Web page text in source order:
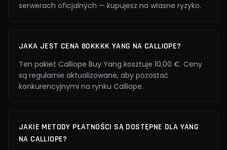
serwerach oficjalnych — kupujesz na własne ryzyko.
JAKA JEST CENA 80KKKK YANG NA CALLIOPE?
Ten pakiet Calliope Buy Yang kosztuje 10,00 €. Ceny
są regularnie aktualizowane, aby pozostać
konkurencyjnymi na rynku Calliope.
JAKIE METODY PŁATNOŚCI SĄ DOSTĘPNE DLA YANG
NA CALLIOPE?